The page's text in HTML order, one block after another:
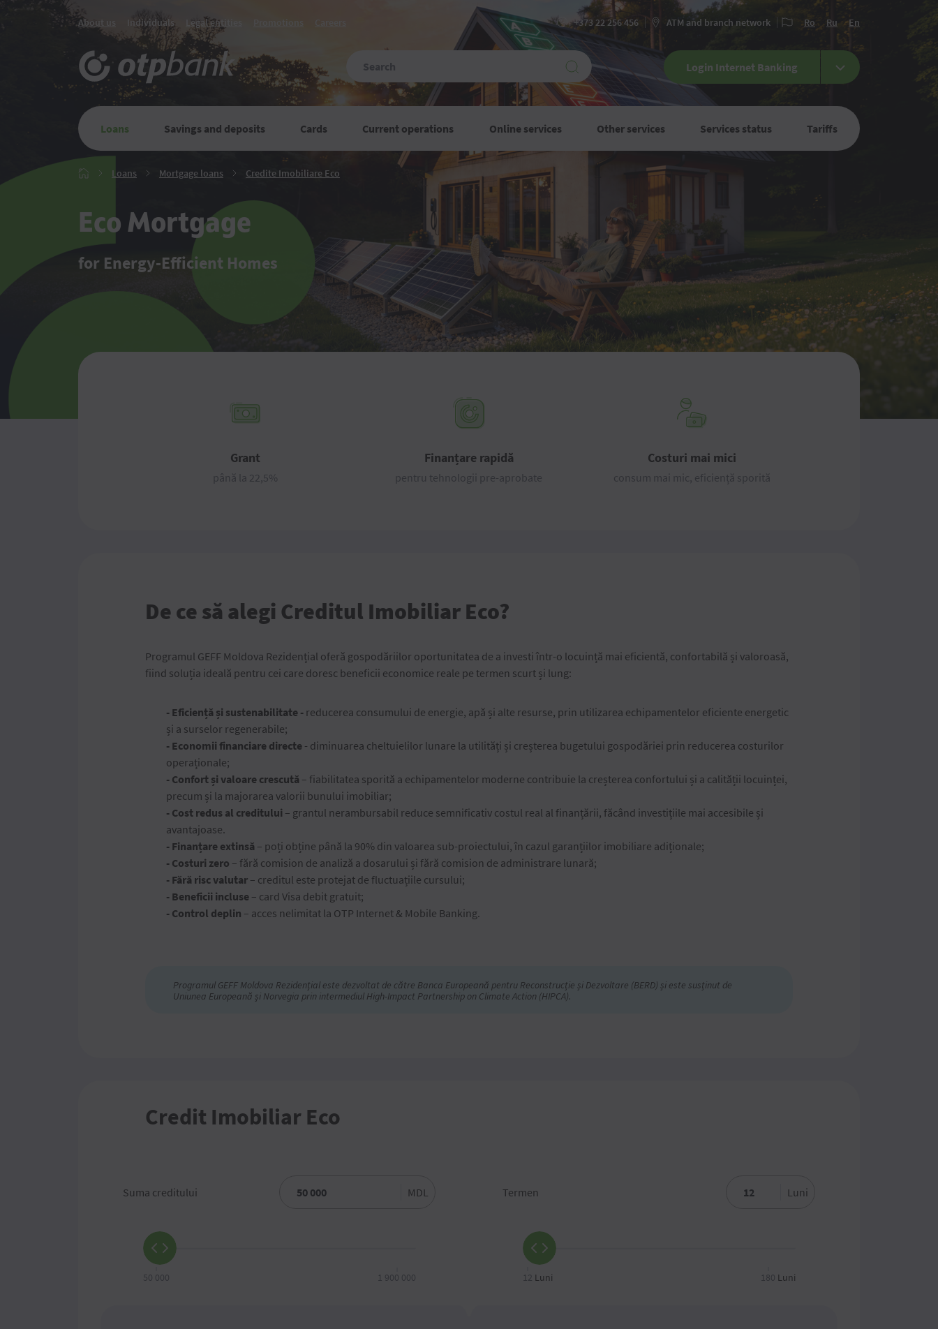
About us Individuals Legal entities Promotions +373 22 256 456 ATM and branch network Ro Ru En
Login Internet Banking
Loans Savings and deposits Cards Current operations Online services Other services Services status Tariffs
Loans LoansMortgage loans MortgageCredite Imobiliare Eco
Eco Mortgage
for Energy-Efficient Homes
Grant
până la 22,5%
Finanțare rapidă
pentru tehnologii pre-aprobate
Costuri mai mici
consum mai mic, eficiență sporită
De ce să alegi Creditul Imobiliar Eco?
Programul GEFF Moldova Rezidențial oferă gospodăriilor oportunitatea de a investi într-o locuință mai eficientă, confortabilă și valoroasă,
fiind soluția ideală pentru cei care doresc beneficii economice reale pe termen scurt și lung:
- Eficiență și sustenabilitate - reducerea consumului de energie, apă și alte resurse, prin utilizarea echipamentelor eficiente energetic
și a surselor regenerabile;
- Economii financiare directe - diminuarea cheltuielilor lunare la utilități și creșterea bugetului gospodăriei prin reducerea costurilor
operaționale;
- Confort și valoare crescută – fiabilitatea sporită a echipamentelor moderne contribuie la creșterea confortului și a calității locuinței,
precum și la majorarea valorii bunului imobiliar;
- Cost redus al creditului – grantul nerambursabil reduce semnificativ costul real al finanțării, făcând investițiile mai accesibile și
avantajoase.
- Finanțare extinsă – poți obține până la 90% din valoarea sub-proiectului, în cazul garanțiilor imobiliare adiționale;
- Costuri zero – fără comision de analiză a dosarului și fără comision de administrare lunară;
- Fără risc valutar – creditul este protejat de fluctuațiile cursului;
- Beneficii incluse – card Visa debit gratuit;
- Control deplin – acces nelimitat la OTP Internet & Mobile Banking.
Programul GEFF Moldova Rezidențial este dezvoltat de către Banca Europeană pentru Reconstrucție și Dezvoltare (BERD) și este susținut de
Uniunea Europeană și Norvegia prin intermediul High-Impact Partnership on Climate Action (HIPCA).
Credit Imobiliar Eco
Suma creditului MDL
50 000 1 900 000
Termen Luni
12 Luni 180 Luni